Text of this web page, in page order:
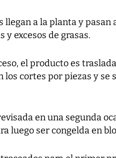
a la planta y pasan
y excesos de grasas.
el producto es
los cortes por piezas y se
en una segunda
luego ser congelda en